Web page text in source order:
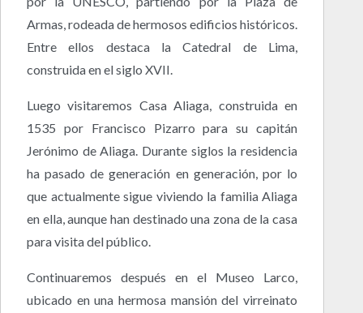
Armas, rodeada de hermosos edificios históricos.
Entre ellos destaca la Catedral de Lima,
construida en el siglo XVII.
Luego visitaremos Casa Aliaga, construida en
1535 por Francisco Pizarro para su capitán
Jerónimo de Aliaga. Durante siglos la residencia
ha pasado de generación en generación, por lo
que actualmente sigue viviendo la familia Aliaga
en ella, aunque han destinado una zona de la casa
para visita del público.
Continuaremos después en el Museo Larco,
ubicado en una hermosa mansión del virreinato